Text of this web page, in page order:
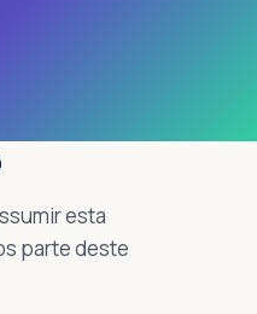
esta
parte deste